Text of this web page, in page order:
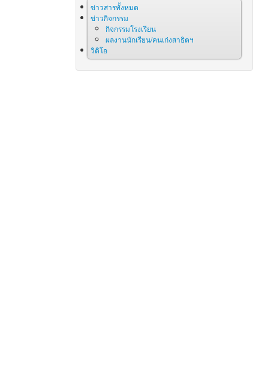
ข่าวสารทั้งหมด
ข่าวกิจกรรม
กิจกรรมโรงเรียน
ผลงานนักเรียน/คนเก่งสาธิตฯ
วิดิโอ